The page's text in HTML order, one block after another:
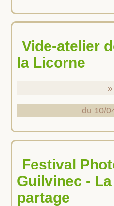
Vide-atelier de la Dame à
la Licorne
du 10/
Festival Photo du
Guilvinec -
partage